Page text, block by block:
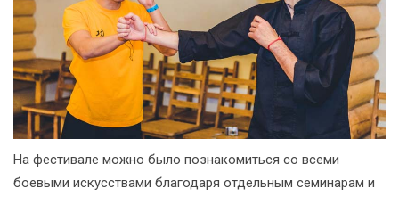
На фестивале можно было познакомиться со всеми
боевыми искусствами благодаря отдельным семинарам и